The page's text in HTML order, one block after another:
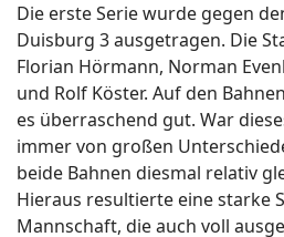
Die erste Serie wurde gegen
Duisburg 3 ausgetragen. Die
Florian Hörmann, Norman
und Rolf Köster. Auf den
es überraschend gut. War
immer von großen
beide Bahnen diesmal relativ
Hieraus resultierte eine starke
Mannschaft, die auch voll